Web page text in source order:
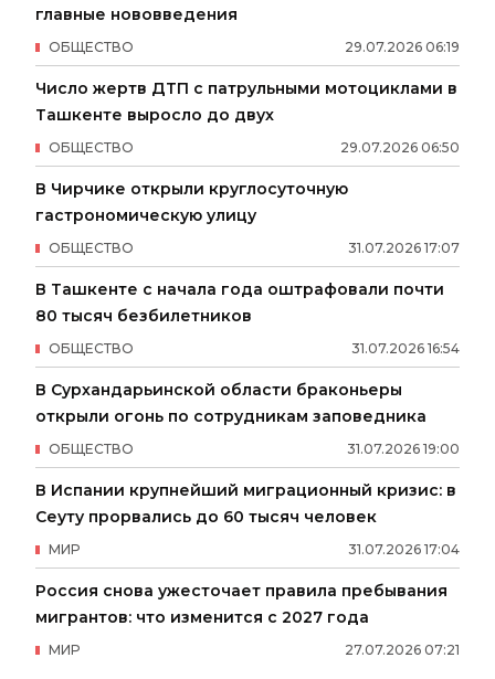
главные нововведения
29.07.2026 06:19
ОБЩЕСТВО
Число жертв ДТП с патрульными мотоциклами в
Ташкенте выросло до двух
29.07.2026 06:50
ОБЩЕСТВО
В Чирчике открыли круглосуточную
гастрономическую улицу
31.07.2026 17:07
ОБЩЕСТВО
В Ташкенте с начала года оштрафовали почти
80 тысяч безбилетников
31.07.2026 16:54
ОБЩЕСТВО
В Сурхандарьинской области браконьеры
открыли огонь по сотрудникам заповедника
31.07.2026 19:00
ОБЩЕСТВО
В Испании крупнейший миграционный кризис: в
Сеуту прорвались до 60 тысяч человек
31.07.2026 17:04
МИР
Россия снова ужесточает правила пребывания
мигрантов: что изменится с 2027 года
27.07.2026 07:21
МИР